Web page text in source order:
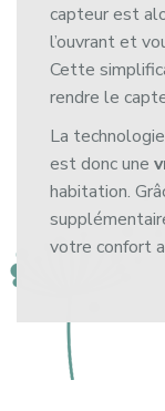
capteur est
l’ouvrant et
Cette
rendre le
La
est donc une
habitation.
votre confort